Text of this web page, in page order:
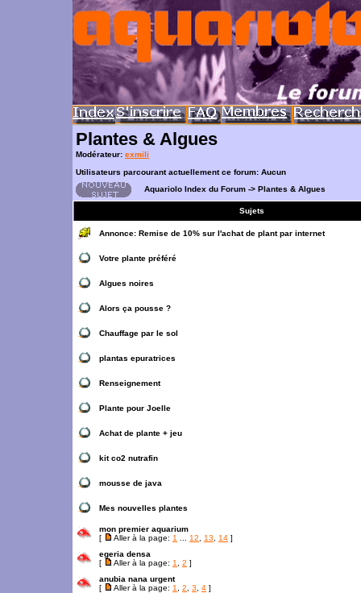
Plantes & Algues
Modérateur: exmili
Utilisateurs parcourant actuellement ce forum: Aucun
Aquariolo Index du Forum -> Plantes & Algues
Sujets
Annonce: Remise de 10% sur l'achat de plant par internet
Votre plante préféré
Algues noires
Alors ça pousse ?
Chauffage par le sol
plantas epuratrices
Renseignement
Plante pour Joelle
Achat de plante + jeu
kit co2 nutrafin
mousse de java
Mes nouvelles plantes
mon premier aquarium
[
Aller à la page: 1 12 13 14 ]
egeria densa
[
Aller à la page: 1 2 ]
anubia nana urgent
[
Aller à la page: 1 2 3 4 ]